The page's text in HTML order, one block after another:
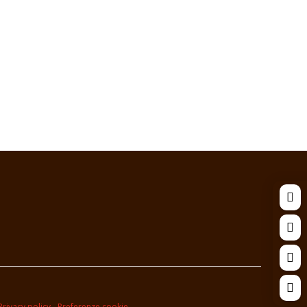



